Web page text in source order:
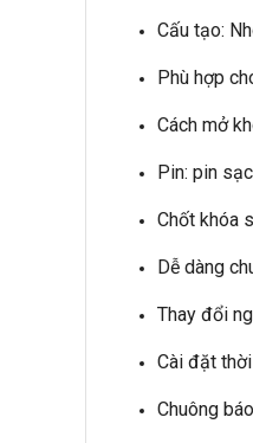
Cấu tạo:
Phù hợp
Cách mở
Pin: pin
Chốt khóa
Dễ dàng
Thay đổi
Cài đặt
Chuông